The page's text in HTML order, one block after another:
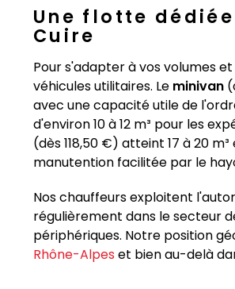
Une flotte
Cuire
Pour s'adapter à vos volumes
véhicules utilitaires. Le minivan
avec une capacité utile de
d'environ 10 à 12 m³ pour les
(dès 118,50 €) atteint 17 à 20
manutention facilitée par le
Nos chauffeurs exploitent
régulièrement dans le secteur
périphériques. Notre position
Rhône-Alpes et bien au-delà